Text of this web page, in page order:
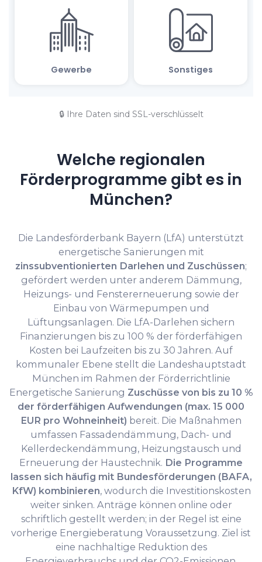
🔒 Ihre Daten sind SSL-verschlüsselt
Welche regionalen
Förderprogramme gibt es in
München?
Die Landesförderbank Bayern (LfA) unterstützt
energetische Sanierungen mit
zinssubventionierten Darlehen und Zuschüssen;
gefördert werden unter anderem Dämmung,
Heizungs- und Fenstererneuerung sowie der
Einbau von Wärmepumpen und
Lüftungsanlagen. Die LfA-Darlehen sichern
Finanzierungen bis zu 100 % der förderfähigen
Kosten bei Laufzeiten bis zu 30 Jahren. Auf
kommunaler Ebene stellt die Landeshauptstadt
München im Rahmen der Förderrichtlinie
Energetische Sanierung Zuschüsse von bis zu 10 %
der förderfähigen Aufwendungen (max. 15 000
EUR pro Wohneinheit) bereit. Die Maßnahmen
umfassen Fassadendämmung, Dach- und
Kellerdeckendämmung, Heizungstausch und
Erneuerung der Haustechnik. Die Programme
lassen sich häufig mit Bundesförderungen (BAFA,
KfW) kombinieren, wodurch die Investitionskosten
weiter sinken. Anträge können online oder
schriftlich gestellt werden; in der Regel ist eine
vorherige Energieberatung Voraussetzung. Ziel ist
eine nachhaltige Reduktion des